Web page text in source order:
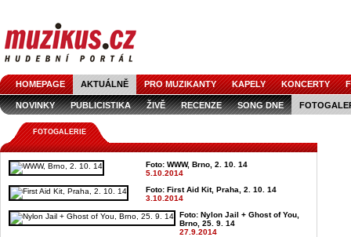
HOMEPAGE AKTUÁLNĚ PRO MUZIKANTY KAPELY KONCERTY
NOVINKY PUBLICISTIKA ŽIVĚ RECENZE SONG DNE
FOTOGALERIE
Foto: WWW, Brno, 2. 10. 14
5.10.2014
Foto: First Aid Kit, Praha, 2. 10. 14
3.10.2014
Foto: Nylon Jail + Ghost of You,
Brno, 25. 9. 14
27.9.2014